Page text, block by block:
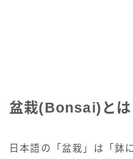
盆栽(Bonsai)とは
日本語の「盆栽」は「鉢